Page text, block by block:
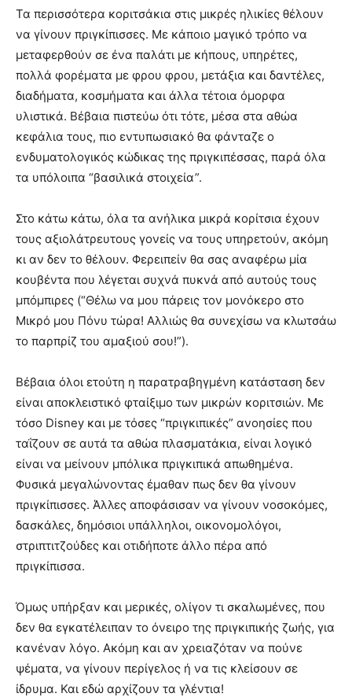
Τα περισσότερα κοριτσάκια στις μικρές ηλικίες θέλουν
να γίνουν πριγκίπισσες. Με κάποιο μαγικό τρόπο να
μεταφερθούν σε ένα παλάτι με κήπους, υπηρέτες,
πολλά φορέματα με φρου φρου, μετάξια και δαντέλες,
διαδήματα, κοσμήματα και άλλα τέτοια όμορφα
υλιστικά. Βέβαια πιστεύω ότι τότε, μέσα στα αθώα
κεφάλια τους, πιο εντυπωσιακό θα φάνταζε ο
ενδυματολογικός κώδικας της πριγκιπέσσας, παρά όλα
τα υπόλοιπα “βασιλικά στοιχεία”.
Στο κάτω κάτω, όλα τα ανήλικα μικρά κορίτσια έχουν
τους αξιολάτρευτους γονείς να τους υπηρετούν, ακόμη
κι αν δεν το θέλουν. Φερειπείν θα σας αναφέρω μία
κουβέντα που λέγεται συχνά πυκνά από αυτούς τους
μπόμπιρες (“Θέλω να μου πάρεις τον μονόκερο στο
Μικρό μου Πόνυ τώρα! Αλλιώς θα συνεχίσω να κλωτσάω
το παρπρίζ του αμαξιού σου!”).
Βέβαια όλοι ετούτη η παρατραβηγμένη κατάσταση δεν
είναι αποκλειστικό φταίξιμο των μικρών κοριτσιών. Με
τόσο Disney και με τόσες “πριγκιπικές” ανοησίες που
ταΐζουν σε αυτά τα αθώα πλασματάκια, είναι λογικό
είναι να μείνουν μπόλικα πριγκιπικά απωθημένα.
Φυσικά μεγαλώνοντας έμαθαν πως δεν θα γίνουν
πριγκίπισσες. Άλλες αποφάσισαν να γίνουν νοσοκόμες,
δασκάλες, δημόσιοι υπάλληλοι, οικονομολόγοι,
στριπτιτζούδες και οτιδήποτε άλλο πέρα από
πριγκίπισσα.
Όμως υπήρξαν και μερικές, ολίγον τι σκαλωμένες, που
δεν θα εγκατέλειπαν το όνειρο της πριγκιπικής ζωής, για
κανέναν λόγο. Ακόμη και αν χρειαζόταν να πούνε
ψέματα, να γίνουν περίγελος ή να τις κλείσουν σε
ίδρυμα. Και εδώ αρχίζουν τα γλέντια!